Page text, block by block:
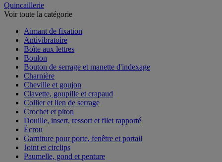
Quincaillerie
Voir toute la catégorie
Aimant de fixation
Antivibratoire
Boîte aux lettres
Boulon
Bouton de serrage et manette d'indexage
Charnière
Cheville et goujon
Clavette, goupille et crapaud
Collier et lien de serrage
Crochet et piton
Douille, insert, ressort et filet rapporté
Écrou
Garniture pour porte, fenêtre et portail
Joint et circlips
Paumelle, gond et penture